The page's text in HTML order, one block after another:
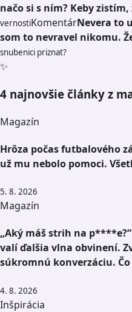
načo si s ním? Keby zistím,
vernostiKomentárNevera to
som to nevravel nikomu.
snubenici priznat?
✨
4 najnovšie články z
Magazín
Hrôza počas futbalového
už mu nebolo pomoci.
5. 8. 2026
Magazín
„Aký máš strih na
valí ďalšia vlna obvinení.
súkromnú konverzáciu.
4. 8. 2026
Inšpirácia